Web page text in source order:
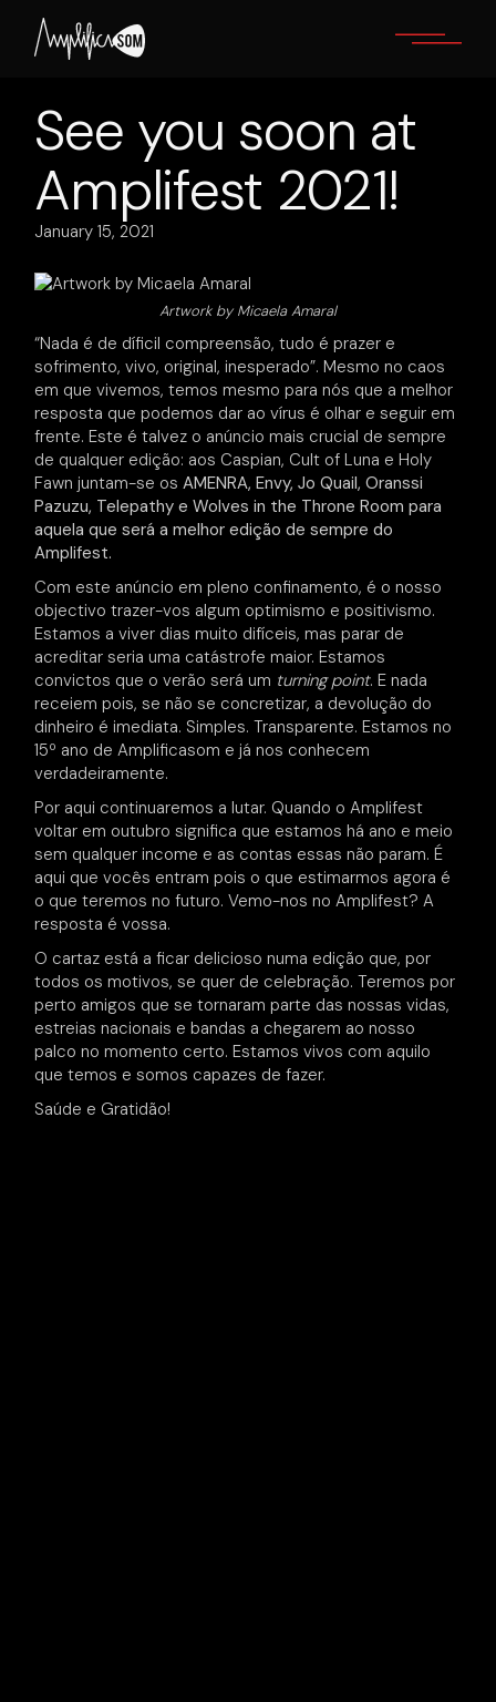
content
See you soon at
Amplifest 2021!
January 15, 2021
Artwork by Micaela Amaral
“Nada é de díficil compreensão, tudo é prazer e
sofrimento, vivo, original, inesperado”. Mesmo no caos
em que vivemos, temos mesmo para nós que a melhor
resposta que podemos dar ao vírus é olhar e seguir em
frente. Este é talvez o anúncio mais crucial de sempre
de qualquer edição: aos Caspian, Cult of Luna e Holy
Fawn juntam-se osAMENRA, Envy, Jo Quail, Oranssi
Pazuzu, Telepathy e Wolves in the Throne Room para
aquela que será a melhor edição de sempre do
Amplifest.
Com este anúncio em pleno confinamento, é o nosso
objectivo trazer-vos algum optimismo e positivismo.
Estamos a viver dias muito difíceis, mas parar de
acreditar seria uma catástrofe maior. Estamos
convictos que o verão será um turning point. E nada
receiem pois, se não se concretizar, a devolução do
dinheiro é imediata. Simples. Transparente. Estamos no
15º ano de Amplificasom e já nos conhecem
verdadeiramente.
Por aqui continuaremos a lutar. Quando o Amplifest
voltar em outubro significa que estamos há ano e meio
sem qualquer income e as contas essas não param. É
aqui que vocês entram pois o que estimarmos agora é
o que teremos no futuro. Vemo-nos no Amplifest? A
resposta é vossa.
O cartaz está a ficar delicioso numa edição que, por
todos os motivos, se quer de celebração. Teremos por
perto amigos que se tornaram parte das nossas vidas,
estreias nacionais e bandas a chegarem ao nosso
palco no momento certo. Estamos vivos com aquilo
que temos e somos capazes de fazer.
Saúde e Gratidão!